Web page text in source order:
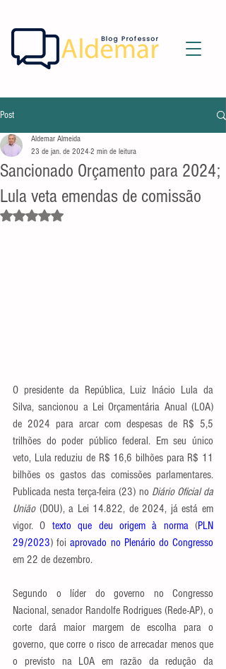
Post
Sancionado Orçamento para 2024;
Lula veta emendas de comissão
Aldemar Almeida
23 de jan. de 2024 2 min de leitura
Avaliado com NaN de 5 estrelas.
O presidente da República, Luiz Inácio Lula da
Silva, sancionou a Lei Orçamentária Anual (LOA)
de 2024 para arcar com despesas de R$ 5,5
trilhões do poder público federal. Em seu único
veto, Lula reduziu de R$ 16,6 bilhões para R$ 11
bilhões os gastos das comissões parlamentares.
Publicada nesta terça-feira (23) no Diário Oficial da
União (DOU), a Lei 14.822, de 2024, já está em
vigor. O texto que deu origem à norma (PLN
29/2023) foi aprovado no Plenário do Congresso
em 22 de dezembro.
Segundo o líder do governo no Congresso
Nacional, senador Randolfe Rodrigues (Rede-AP), o
corte dará maior margem de escolha para o
governo, que corre o risco de arrecadar menos que
o previsto na LOA em razão da redução da